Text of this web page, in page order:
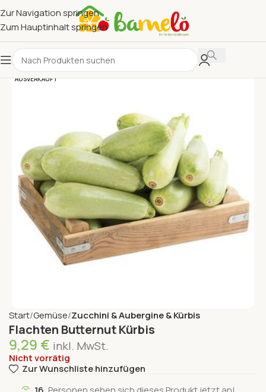
Zur Navigation springen
Zum Hauptinhalt springen
AUSVERKAUFT
Start Gemüse Zucchini & Aubergine & Kürbis
Flachten Butternut Kürbis
9,29 € inkl. MwSt.
Nicht vorrätig
Zur Wunschliste hinzufügen